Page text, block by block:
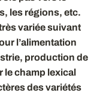
les régions, etc.
variée suivant
l’alimentation
production de
champ lexical
des variétés